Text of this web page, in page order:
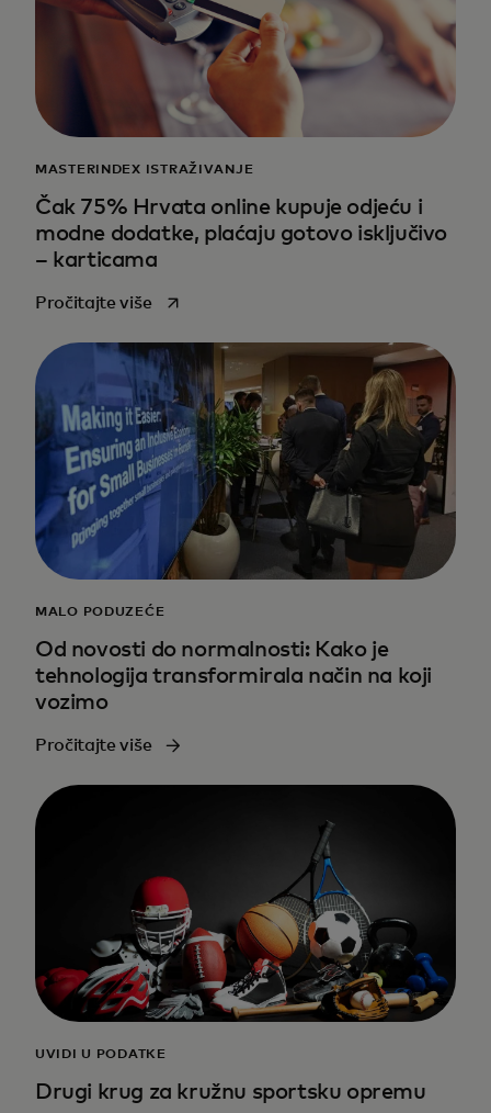
MASTERINDEX ISTRAŽIVANJE
Čak 75% Hrvata online kupuje odjeću i
modne dodatke, plaćaju gotovo isključivo
– karticama
Pročitajte višeopens in a new tab
MALO PODUZEĆE
Od novosti do normalnosti: Kako je
tehnologija transformirala način na koji
vozimo
Pročitajte više
UVIDI U PODATKE
Drugi krug za kružnu sportsku opremu